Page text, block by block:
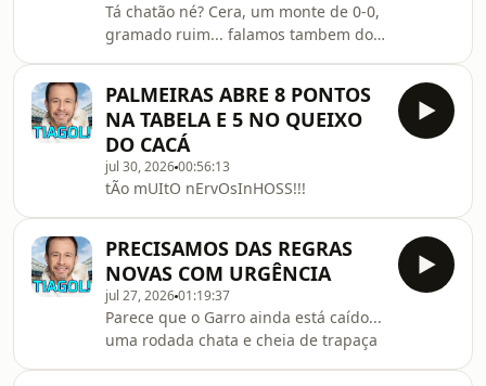
Tá chatão né? Cera, um monte de 0-0,
gramado ruim... falamos tambem do
PALMEIRAS ABRE 8 PONTOS
NA TABELA E 5 NO QUEIXO
DO CACÁ
jul 30, 202600:56:13
tÃo mUItO nErvOsInHOSS!!!
PRECISAMOS DAS REGRAS
NOVAS COM URGÊNCIA
jul 27, 202601:19:37
Parece que o Garro ainda está caído...
uma rodada chata e cheia de trapaça